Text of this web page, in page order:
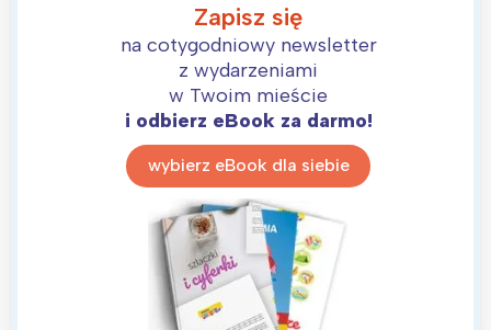
Zapisz się
na cotygodniowy newsletter
z wydarzeniami
w Twoim mieście
i odbierz eBook za darmo!
wybierz eBook dla siebie